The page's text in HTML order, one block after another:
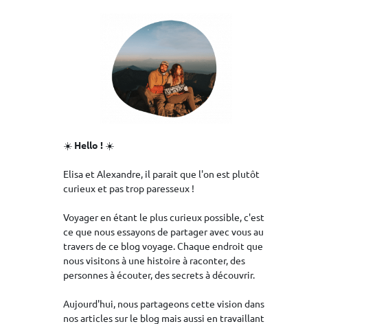
☀️ Hello ! ☀️
Elisa et Alexandre, il parait que l'on est plutôt
curieux et pas trop paresseux !
Voyager en étant le plus curieux possible, c'est
ce que nous essayons de partager avec vous au
travers de ce blog voyage. Chaque endroit que
nous visitons à une histoire à raconter, des
personnes à écouter, des secrets à découvrir.
Aujourd'hui, nous partageons cette vision dans
nos articles sur le blog mais aussi en travaillant